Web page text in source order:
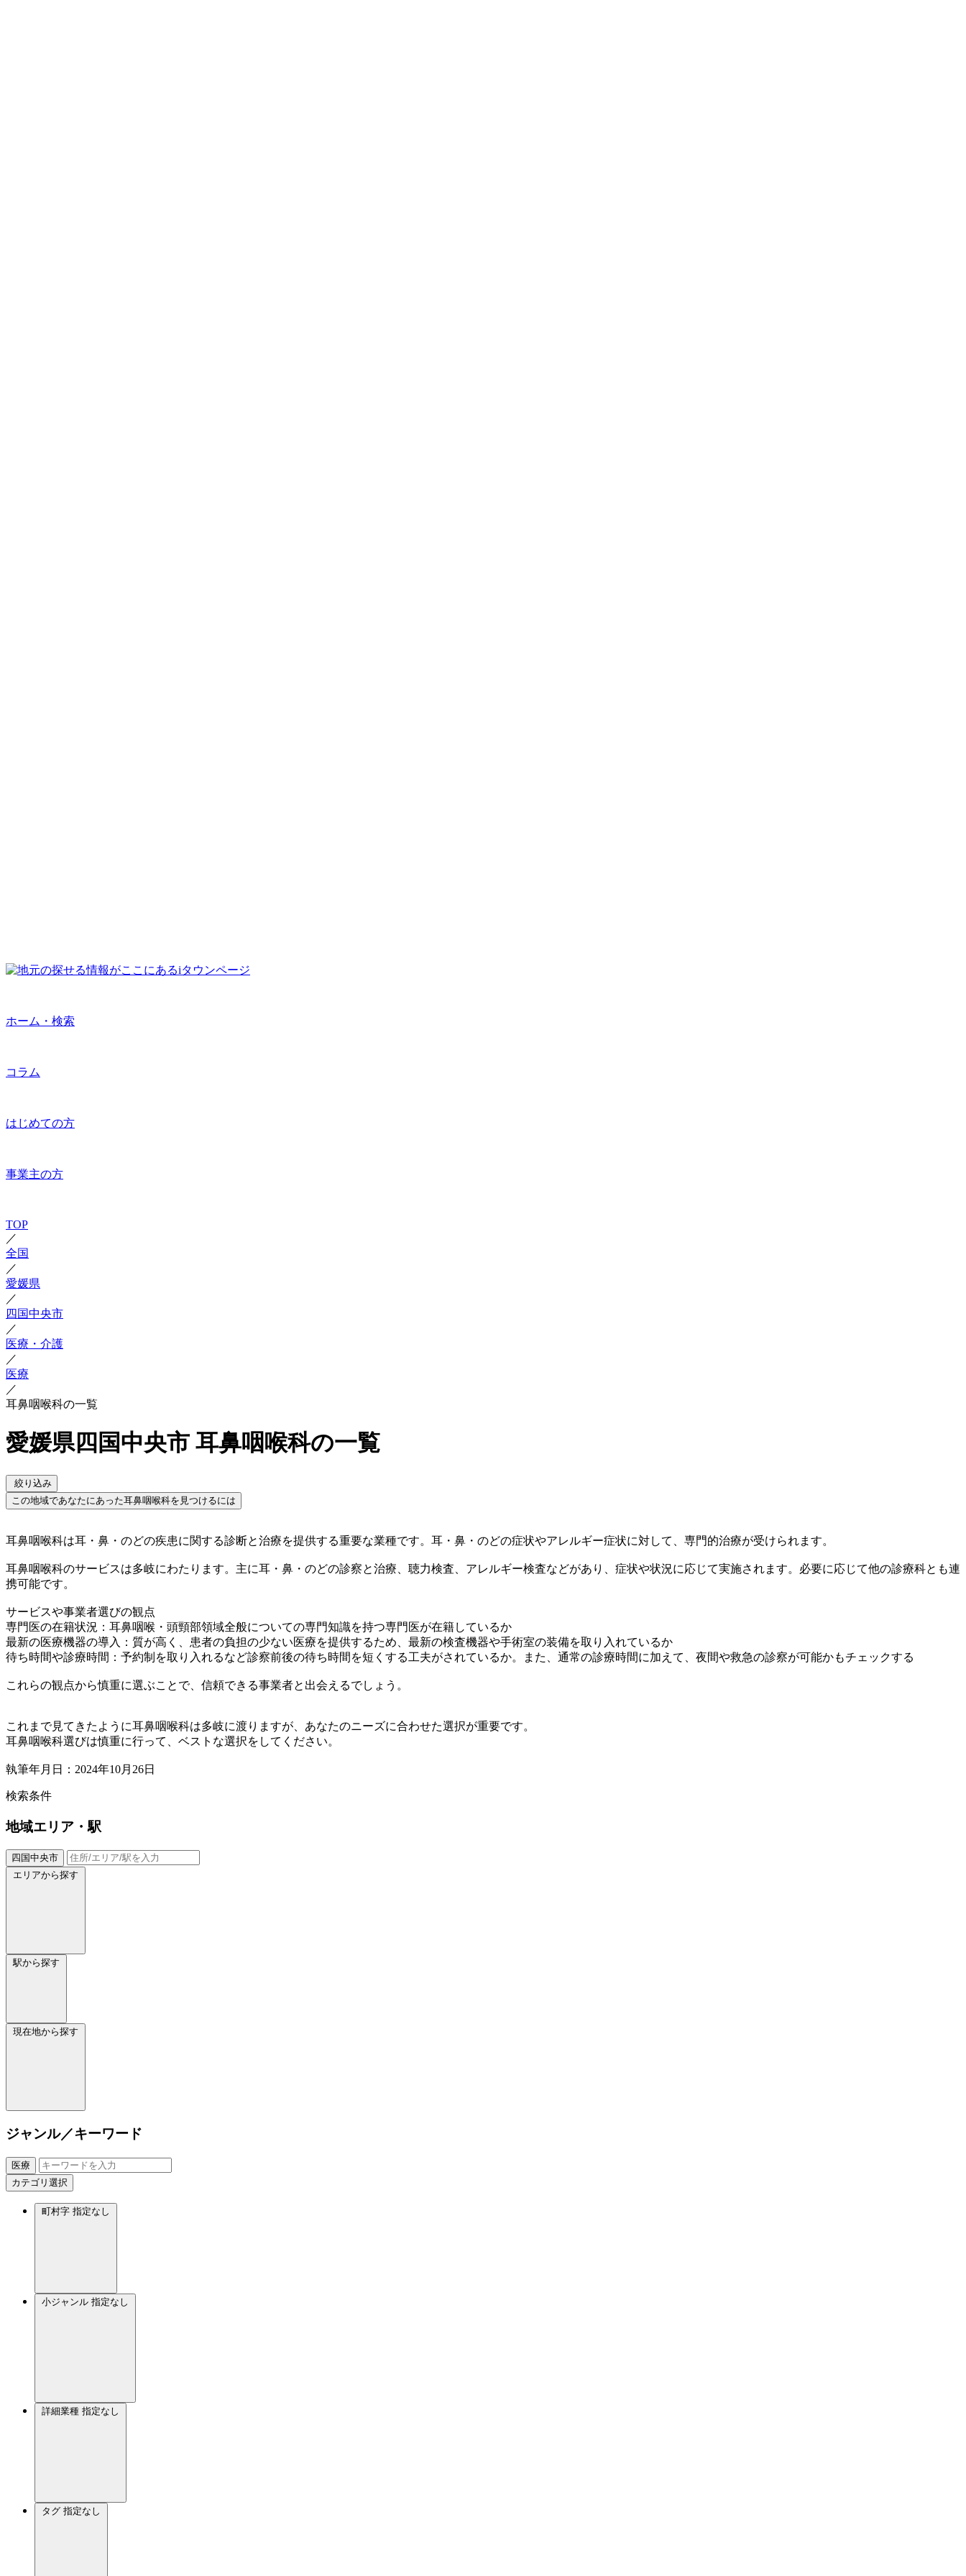
ホーム・検索
コラム
はじめての方
事業主の方
TOP
／
全国
／
愛媛県
／
四国中央市
／
医療・介護
／
医療
／
耳鼻咽喉科の一覧
愛媛県四国中央市 耳鼻咽喉科の一覧
絞り込み
この地域であなたにあった耳鼻咽喉科を見つけるには
耳鼻咽喉科は耳・鼻・のどの疾患に関する診断と治療を提供する重要な業種です。耳・鼻・のどの症状やアレルギー症状に対して、専門的治療が受けられます。
耳鼻咽喉科のサービスは多岐にわたります。主に耳・鼻・のどの診察と治療、聴力検査、アレルギー検査などがあり、症状や状況に応じて実施されます。必要に応じて他の診療科とも連
携可能です。
サービスや事業者選びの観点
専門医の在籍状況：耳鼻咽喉・頭頸部領域全般についての専門知識を持つ専門医が在籍しているか
最新の医療機器の導入：質が高く、患者の負担の少ない医療を提供するため、最新の検査機器や手術室の装備を取り入れているか
待ち時間や診療時間：予約制を取り入れるなど診察前後の待ち時間を短くする工夫がされているか。また、通常の診療時間に加えて、夜間や救急の診察が可能かもチェックする
これらの観点から慎重に選ぶことで、信頼できる事業者と出会えるでしょう。
これまで見てきたように耳鼻咽喉科は多岐に渡りますが、あなたのニーズに合わせた選択が重要です。
耳鼻咽喉科選びは慎重に行って、ベストな選択をしてください。
執筆年月日：2024年10月26日
検索条件
地域エリア・駅
四国中央市
エリアから探す
駅から探す
現在地から探す
ジャンル／キーワード
医療
カテゴリ選択
町村字 指定なし
小ジャンル 指定なし
詳細業種 指定なし
タグ 指定なし